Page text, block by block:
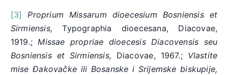
[3]
Proprium Missarum dioecesium Bosniensis et
Sirmiensis,Typographia dioecesana, Diacovae,
1919.; Missae propriae dioecesis Diacovensis seu
Bosniensis et Sirmiensis, Diacovae, 1967.; Vlastite
mise Đakovačke ili Bosanske i Srijemske biskupije,